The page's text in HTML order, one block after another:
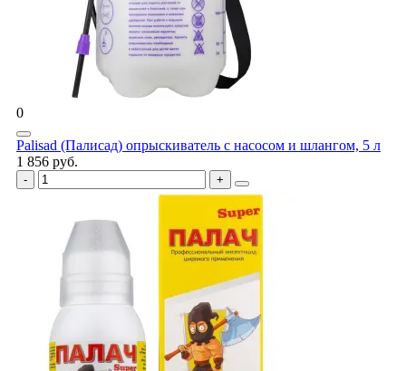
0
Palisad (Палисад) опрыскиватель с насосом и шлангом, 5 л
1 856 руб.